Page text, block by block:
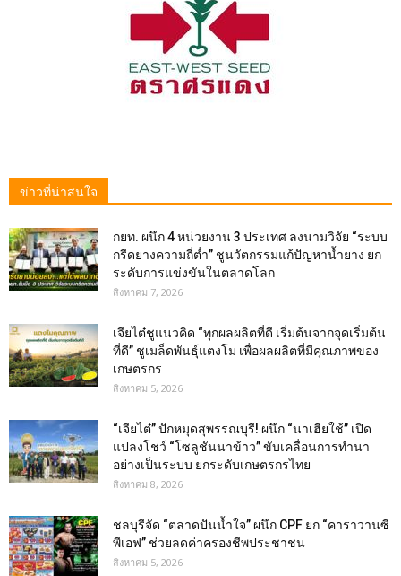
ข่าวที่น่าสนใจ
กยท. ผนึก 4 หน่วยงาน 3 ประเทศ ลงนามวิจัย “ระบบ
กรีดยางความถี่ต่ำ” ชูนวัตกรรมแก้ปัญหาน้ำยาง ยก
ระดับการแข่งขันในตลาดโลก
สิงหาคม 7, 2026
เจียไต๋ชูแนวคิด “ทุกผลผลิตที่ดี เริ่มต้นจากจุดเริ่มต้น
ที่ดี” ชูเมล็ดพันธุ์แตงโม เพื่อผลผลิตที่มีคุณภาพของ
เกษตรกร
สิงหาคม 5, 2026
“เจียไต๋” ปักหมุดสุพรรณบุรี! ผนึก “นาเฮียใช้” เปิด
แปลงโชว์ “โซลูชันนาข้าว” ขับเคลื่อนการทำนา
อย่างเป็นระบบ ยกระดับเกษตรกรไทย
สิงหาคม 8, 2026
ชลบุรีจัด “ตลาดปันน้ำใจ” ผนึก CPF ยก “คาราวานซี
พีเอฟ” ช่วยลดค่าครองชีพประชาชน
สิงหาคม 5, 2026